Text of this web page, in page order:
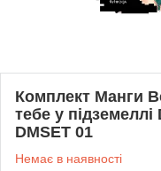
Комплект Манги
тебе у
DMSET 01
Немає в наявності